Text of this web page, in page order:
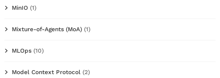
MinIO (1)
Mixture-of-Agents (MoA) (1)
MLOps (10)
Model Context Protocol (2)